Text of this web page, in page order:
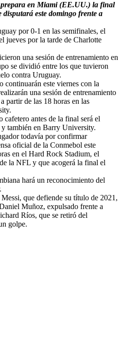
prepara en Miami (EE.UU.) la final
este domingo frente a
por 0-1 en las semifinales, el
jueves por la tarde de Charlotte
una sesión de entrenamiento en
se dividió entre los que tuvieron
contra Uruguay.
este viernes con la
una sesión de entrenamiento
partir de las 18 horas en las
antes de la final será el
y también en Barry University.
todavía por confirmar
oficial de la Conmebol este
en el Hard Rock Stadium, el
la NFL y que acogerá la final el
hará un reconocimiento del
que defiende su título de 2021,
Muñoz, expulsado frente a
Ríos, que se retiró del
golpe.